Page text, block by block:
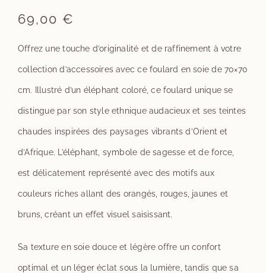
69,00 €
Offrez une touche d’originalité et de raffinement à votre
collection d’accessoires avec ce foulard en soie de 70×70
cm. Illustré d’un éléphant coloré, ce foulard unique se
distingue par son style ethnique audacieux et ses teintes
chaudes inspirées des paysages vibrants d’Orient et
d’Afrique. L’éléphant, symbole de sagesse et de force,
est délicatement représenté avec des motifs aux
couleurs riches allant des orangés, rouges, jaunes et
bruns, créant un effet visuel saisissant.
Sa texture en soie douce et légère offre un confort
optimal et un léger éclat sous la lumière, tandis que sa